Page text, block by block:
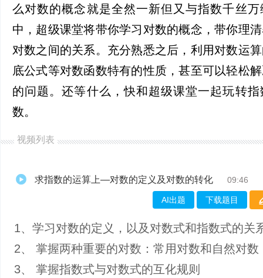
么对数的概念就是全然一新但又与指数千丝万
中，超级课堂将带你学习对数的概念，带你理
对数之间的关系。充分熟悉之后，利用对数运
底公式等对数函数特有的性质，甚至可以轻松
的问题。还等什么，快和超级课堂一起玩转
数。
视频列表
求指数的运算上—对数的定义及对数的转化 09:46
AI出题 下载题目
1、学习对数的定义，以及对数式和指数式的关
2、 掌握两种重要的对数：常用对数和自然对数
3、 掌握指数式与对数式的互化规则